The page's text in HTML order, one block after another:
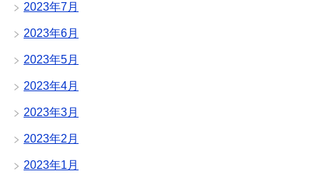
2023年7月
2023年6月
2023年5月
2023年4月
2023年3月
2023年2月
2023年1月